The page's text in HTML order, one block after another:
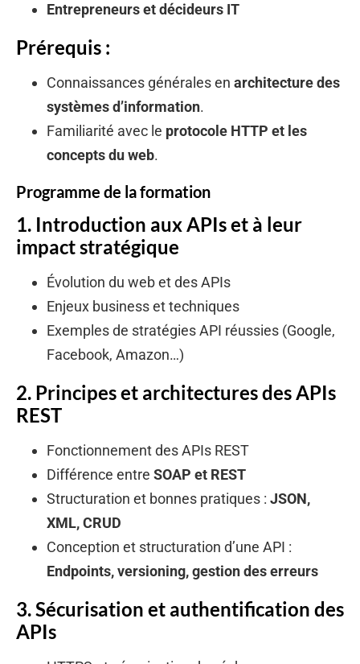
Entrepreneurs et décideurs IT
Prérequis :
Connaissances générales en architecture des
systèmes d’information.
Familiarité avec le protocole HTTP et les
concepts du web.
Programme de la formation
1. Introduction aux APIs et à leur
impact stratégique
Évolution du web et des APIs
Enjeux business et techniques
Exemples de stratégies API réussies (Google,
Facebook, Amazon…)
2. Principes et architectures des APIs
REST
Fonctionnement des APIs REST
Différence entre SOAP et REST
Structuration et bonnes pratiques : JSON,
XML, CRUD
Conception et structuration d’une API :
Endpoints, versioning, gestion des erreurs
3. Sécurisation et authentification des
APIs